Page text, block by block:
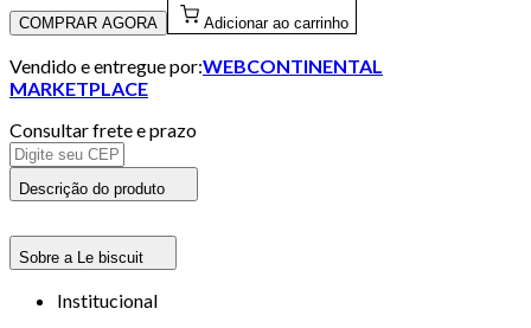
COMPRAR AGORA Adicionar ao carrinho
Vendido e entregue por:WEBCONTINENTAL
MARKETPLACE
Consultar frete e prazo
Descrição do produto
Sobre a Le biscuit
Institucional